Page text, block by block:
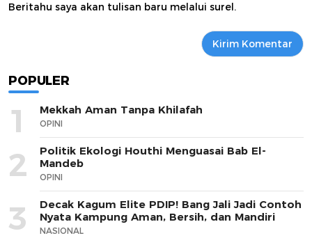
Beritahu saya akan tulisan baru melalui surel.
POPULER
1 Mekkah Aman Tanpa Khilafah
OPINI
2
Politik Ekologi Houthi Menguasai Bab El-
Mandeb
OPINI
3
Decak Kagum Elite PDIP! Bang Jali Jadi Contoh
Nyata Kampung Aman, Bersih, dan Mandiri
NASIONAL